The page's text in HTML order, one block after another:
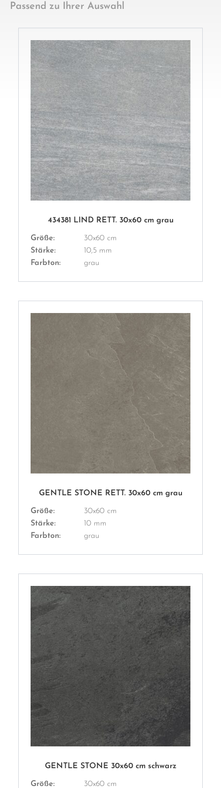
434381 LIND RETT. 30x60 cm grau
Größe:
30x60 cm
Stärke:
10,5 mm
Farbton:
grau
GENTLE STONE RETT. 30x60 cm grau
Größe:
30x60 cm
Stärke:
10 mm
Farbton:
grau
GENTLE STONE 30x60 cm schwarz
Größe: 30x60 cm